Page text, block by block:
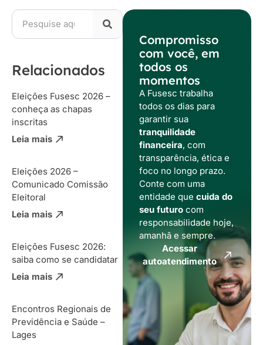
Relacionados
Eleições Fusesc 2026 –
conheça as chapas
inscritas
Leia mais
Eleições 2026 –
Comunicado Comissão
Eleitoral
Leia mais
Eleições Fusesc 2026:
saiba como se candidatar
Leia mais
Encontros Regionais de
Previdência e Saúde –
Lages
Compromisso
com você, em
todos os
momentos
A Fusesc trabalha
todos os dias para
garantir sua
tranquilidade
financeira, com
transparência, ética e
foco no longo prazo.
Conte com uma
entidade que cuida do
seu futurocom
responsabilidade hoje,
amanhã e sempre.
Acessar
autoatendimento